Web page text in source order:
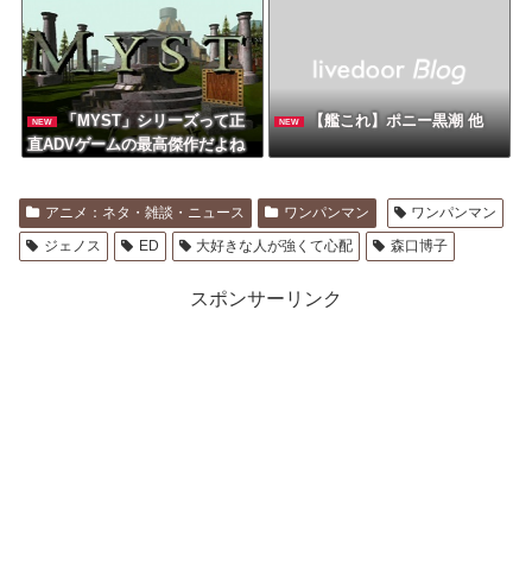
NEW
「MYST」シリーズって正
直ADVゲームの最高傑作だよね
NEW 【艦これ】ポニー黒潮 他
アニメ：ネタ・雑談・ニュース ワンパンマン
ワンパンマン
ジェノス
ED 大好きな人が強くて心配 森口博子
スポンサーリンク